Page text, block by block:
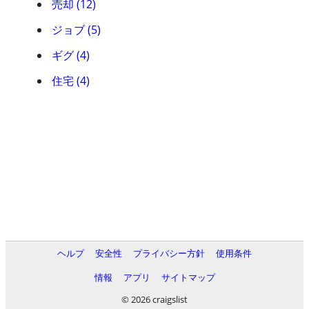
売却 (12)
ジョブ (5)
ギグ (4)
住宅 (4)
ヘルプ 安全性 プライバシー方針
使用条件
情報
アプリ
サイトマップ
© 2026 craigslist